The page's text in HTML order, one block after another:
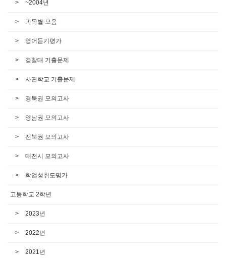
~2004년
과목별 모음
영어듣기평가
경찰대 기출문제
사관학교 기출문제
경북권 모의고사
영남권 모의고사
전북권 모의고사
대전시 모의고사
학업성취도평가
고등학교 2학년
2023년
2022년
2021년